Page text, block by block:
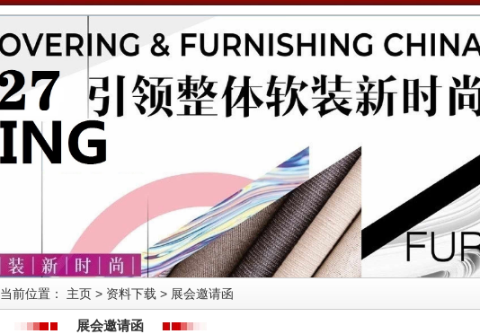
距离展会开幕倒计时还有 200天23小时21分19
当前位置： 主页 > 资料下载 > 展会邀请函
展会邀请函